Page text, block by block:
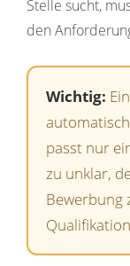
Stelle sucht,
den
Wichtig:
passt nur
zu unklar,
Bewerbung